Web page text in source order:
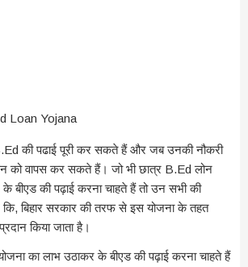
की पढाई पूरी कर सकते हैं और जब उनकी नौकरी
को वापस कर सकते हैं। जो भी छात्र B.Ed लोन
बीएड की पढ़ाई करना चाहते हैं तो उन सभी की
कि, बिहार सरकार की तरफ से इस योजना के तहत
किया जाता है।
का लाभ उठाकर के बीएड की पढ़ाई करना चाहते हैं